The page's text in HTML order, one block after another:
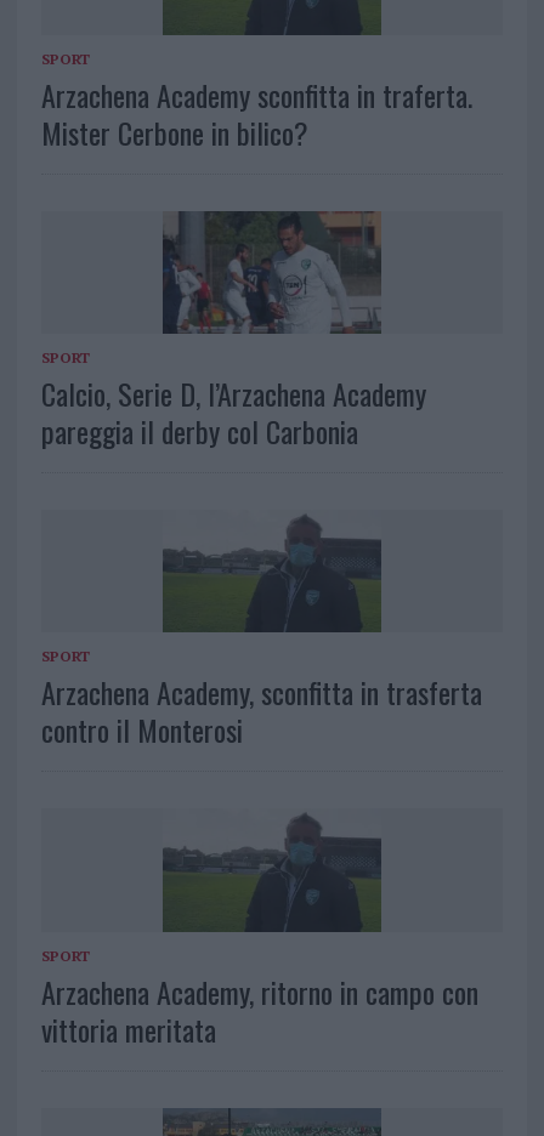
SPORT
Arzachena Academy sconfitta in traferta.
Mister Cerbone in bilico?
SPORT
Calcio, Serie D, l’Arzachena Academy
pareggia il derby col Carbonia
SPORT
Arzachena Academy, sconfitta in trasferta
contro il Monterosi
SPORT
Arzachena Academy, ritorno in campo con
vittoria meritata